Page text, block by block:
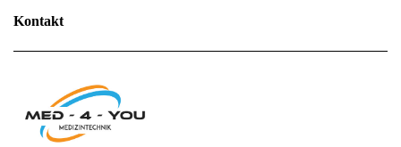
Kontakt